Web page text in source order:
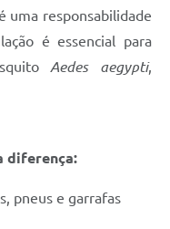
uma responsabilidade
é essencial para
Aedes aegypti,
diferença:
pneus e garrafas